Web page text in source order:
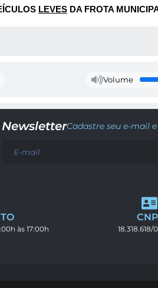
LEVES DA FROTA
Volume
NewsletterCadastre seu e-mail
às 17:00h 18.318.618/